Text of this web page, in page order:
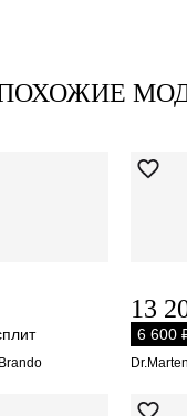
13
6 600